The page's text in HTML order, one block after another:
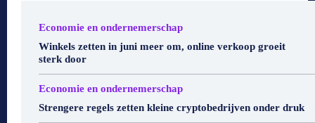
Economie en ondernemerschap
Winkels zetten in juni meer om, online verkoop groeit
sterk door
Economie en ondernemerschap
Strengere regels zetten kleine cryptobedrijven onder druk